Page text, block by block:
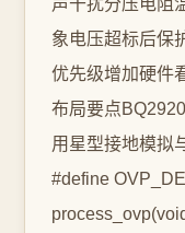
声干扰分压电阻
象电压超标后保
优先级增加硬件
布局要点
用星型接地模拟
#define